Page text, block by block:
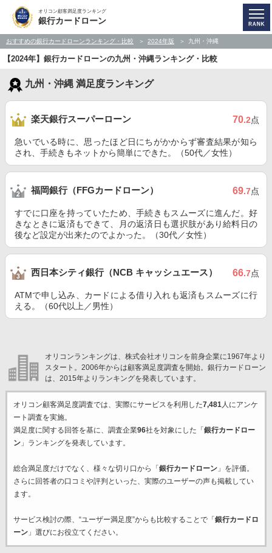
オリコン顧客満足度ランキング
銀行カードローン
おすすめの銀行カードローンランキング・比較 2024年版 九州・沖縄
【2024年】銀行カードローンの九州・沖縄ランキング・比較
九州・沖縄 満足度ランキング
楽天銀行スーパーローン 70.2点
急いでいる時に、思ったほど日にちがかからず審査結果が知ら
され、手続きもネットから簡単にできた。（50代／女性）
福岡銀行（FFGカードローン） 69.7点
すでに口座を持っていたため、手続きもスムーズに進んだ。好
きなときに返済もできて、月の返済日も選択肢があり給料日の
後など設定が出来たのでよかった。（30代／女性）
西日本シティ銀行（NCB キャッシュエース） 66.7点
ATMで申し込み、カードによる借り入れも返済もスムーズに行
える。（60代以上／男性）
オリコンランキングは、株式会社オリコンを前身企業に1967年より
スタート。2006年からは顧客満足度調査を開始。銀行カードローン
は、2015年よりランキングを発表しています。
オリコン顧客満足度調査では、実際にサービスを利用した7,481人にアンケ
ート調査を実施。
満足度に関する回答を基に、調査企業96社を対象にした「 銀行カードロー
ン」ランキングを発表しています。
総合満足度だけでなく、様々な切り口から「 銀行カードローン」を評価。
さらに回答者の口コミや評判といった、実際のユーザーの声も掲載してい
ます。
サービス検討の際、“ユーザー満足度”からも比較することで「 銀行カードロ
ーン」選びにお役立てください。